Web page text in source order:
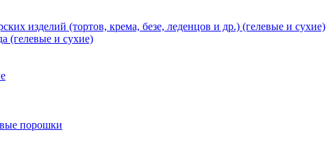
изделий (тортов, крема, безе, леденцов и др.) (гелевые и сухие)
(гелевые и сухие)
порошки